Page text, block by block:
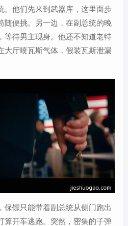
。他们先来到武器库，这里面步
随便挑。另一边，在副总统的晚
等待男主现身。他还不知道老特
大厅喷瓦斯气体，假装瓦斯泄漏
保镖只能带着副总统从侧门跑出
算开车逃跑。突然，密集的子弹